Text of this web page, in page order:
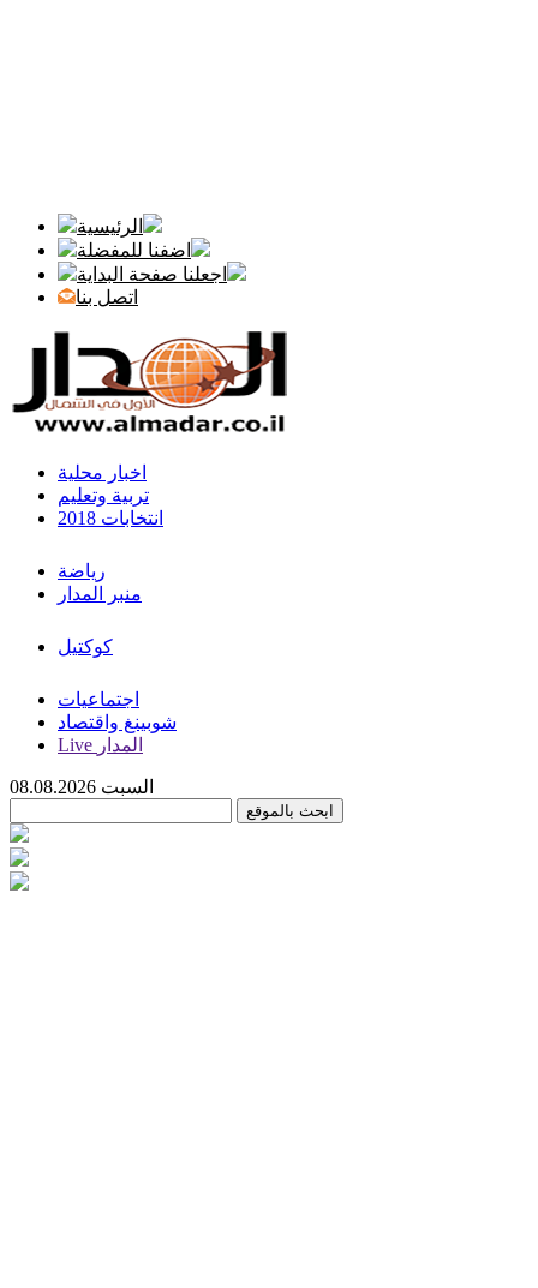
الرئيسية
اضفنا للمفضلة
اجعلنا صفحة البداية
اتصل بنا
اخبار محلية
تربية وتعليم
انتخابات 2018
رياضة
منبر المدار
كوكتيل
اجتماعيات
شوبينغ واقتصاد
Live المدار